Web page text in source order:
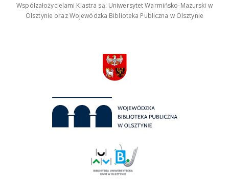
Współzałożycielami Klastra są: Uniwersytet Warmińsko-Mazurski w
Olsztynie oraz Wojewódzka Biblioteka Publiczna w Olsztynie